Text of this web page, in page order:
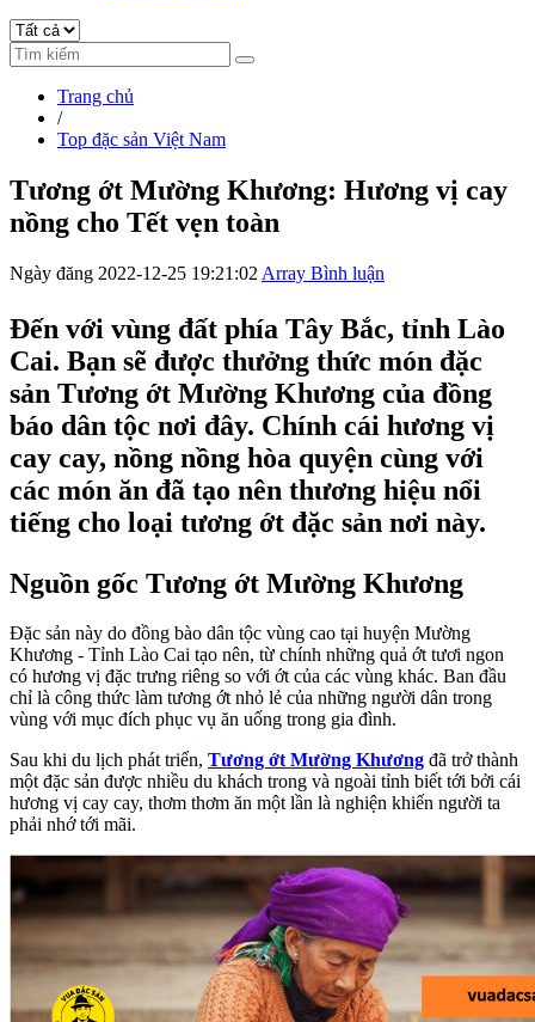
Trang chủ
/
Top đặc sản Việt Nam
Tương ớt Mường Khương: Hương vị cay
nồng cho Tết vẹn toàn
Ngày đăng 2022-12-25 19:21:02 Array Bình luận
Đến với vùng đất phía Tây Bắc, tỉnh Lào
Cai. Bạn sẽ được thưởng thức món đặc
sản Tương ớt Mường Khương của đồng
báo dân tộc nơi đây. Chính cái hương vị
cay cay, nồng nồng hòa quyện cùng với
các món ăn đã tạo nên thương hiệu nổi
tiếng cho loại tương ớt đặc sản nơi này.
Nguồn gốc Tương ớt Mường Khương
Đặc sản này do đồng bào dân tộc vùng cao tại huyện Mường
Khương - Tỉnh Lào Cai tạo nên, từ chính những quả ớt tươi ngon
có hương vị đặc trưng riêng so với ớt của các vùng khác. Ban đầu
chỉ là công thức làm tương ớt nhỏ lẻ của những người dân trong
vùng với mục đích phục vụ ăn uống trong gia đình.
Sau khi du lịch phát triển, Tương ớt Mường Khương đã trở thành
một đặc sản được nhiều du khách trong và ngoài tỉnh biết tới bởi cái
hương vị cay cay, thơm thơm ăn một lần là nghiện khiến người ta
phải nhớ tới mãi.